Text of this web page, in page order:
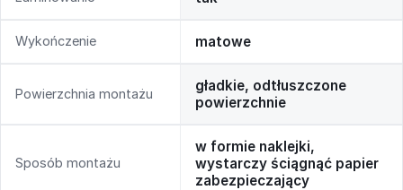
Wykończenie matowe
Powierzchnia montażu
gładkie, odtłuszczone
powierzchnie
Sposób montażu
w formie naklejki,
wystarczy ściągnąć papier
zabezpieczający